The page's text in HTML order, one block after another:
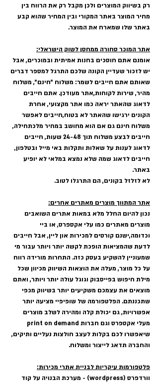
רק בשיווק המוצרים ולכן מקבל רק את הרווח בין
מחיר המוצר באתר המקורי ובין המחיר שהוא קבע
באתר שלו שמארח את המוצר.
אתר המוכר סחורה ממחסן לשוק הישראלי:
אומנם אתם חוסכים בחנות אמיתית ובמוכרים, אבל
יש לזכור שעדיין הקונה שלכם התרגל למספר דברים
שאותם אתם חייבים לשמר: משלוח "חינם", משלוח
מהיר, שירות לקוחות,אתר מעודכן. אתם חייבים
לדאוג שהאתר יראה כמו אתר מקצועי, אחרת
הקונים ירגישו שהאתר לא בטוח,חייבים לאפשר
משלוח חינם גם אם הוא מחושב במחיר מלכתחילה,
חייבים לבצע משלוח תוך 24-48 שעות, חייבים
לדאוג לענות על שאלות ותקלות באי מייל ובטלפון,
חייבים לדאוג שמה שלא נמצא במלאי לא יופיע
באתר.
לא לזלזל בקונים, הם התרגלו לטוב.
אתר המתווך מוצרים מאתרים אחרים:
נכון להיום החלל מלא במאות אתרים השואבים
מוצרים מאתרים כמו עלי אקספרס, או ביי
וכדומה,ישנם קורסים למכירות און ליין, אבל חייבים
לדעת שהמציאות הופכת לקשה יותר ויותר עבור מי
שמעוניין להשקיע בעסק כזה. התחרות מורידה רווח
על כל מוצר, מעלה את הוצאות השיווק מכיוון שכל
מילת חיפוש בפייסבוק וגוגל עולה יותר ויותר, ואתם
מוצאים את עצמכם משקיעים יותר בשיווק מכפי
שתכננתם. הפלטפורמה של שופיפיי מציעה יותר
אפשרויות, גם יכולת קלה ומהירה לשלב מוצרים
שיאפשרו לכם בקלות לעצב חולצות נעליים ותיקים,
והחברה תדאג לייצור ומשלוח.
פלטפורמות עיקריות לבניית אתרי מכירות:
וורדפרס (wordpress) - מערכת הבנויה על קוד